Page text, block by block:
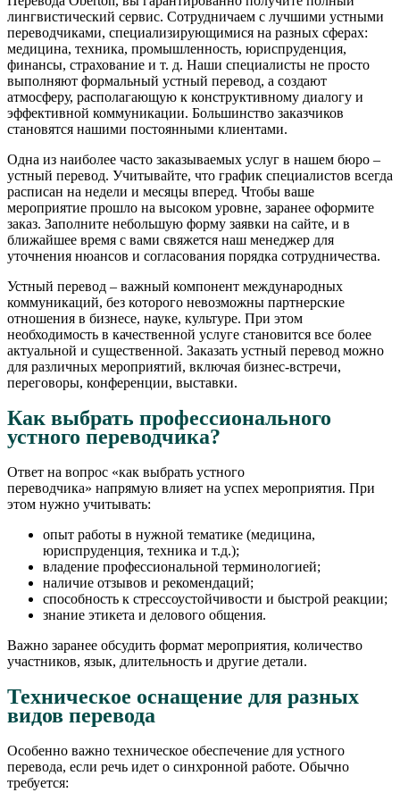
лингвистический сервис. Сотрудничаем с лучшими устными
переводчиками, специализирующимися на разных сферах:
медицина, техника, промышленность, юриспруденция,
финансы, страхование и т. д. Наши специалисты не просто
выполняют формальный устный перевод, а создают
атмосферу, располагающую к конструктивному диалогу и
эффективной коммуникации. Большинство заказчиков
становятся нашими постоянными клиентами.
Одна из наиболее часто заказываемых услуг в нашем бюро –
устный перевод. Учитывайте, что график специалистов всегда
расписан на недели и месяцы вперед. Чтобы ваше
мероприятие прошло на высоком уровне, заранее оформите
заказ. Заполните небольшую форму заявки на сайте, и в
ближайшее время с вами свяжется наш менеджер для
уточнения нюансов и согласования порядка сотрудничества.
Устный перевод – важный компонент международных
коммуникаций, без которого невозможны партнерские
отношения в бизнесе, науке, культуре. При этом
необходимость в качественной услуге становится все более
актуальной и существенной. Заказать устный перевод можно
для различных мероприятий, включая бизнес-встречи,
переговоры, конференции, выставки.
Как выбрать профессионального
устного переводчика?
Ответ на вопрос «как выбрать устного
переводчика» напрямую влияет на успех мероприятия. При
этом нужно учитывать:
опыт работы в нужной тематике (медицина,
юриспруденция, техника и т.д.);
владение профессиональной терминологией;
наличие отзывов и рекомендаций;
способность к стрессоустойчивости и быстрой реакции;
знание этикета и делового общения.
Важно заранее обсудить формат мероприятия, количество
участников, язык, длительность и другие детали.
Техническое оснащение для разных
видов перевода
Особенно важно техническое обеспечение для устного
перевода, если речь идет о синхронной работе. Обычно
требуется: